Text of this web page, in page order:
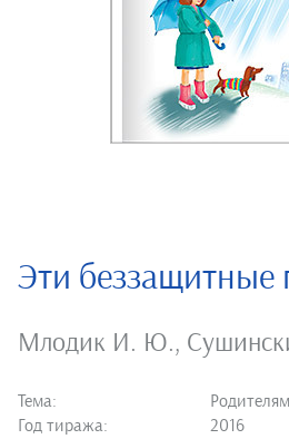
Эти беззащитные
Млодик И. Ю.,
Тема:
Год тиража:
2016